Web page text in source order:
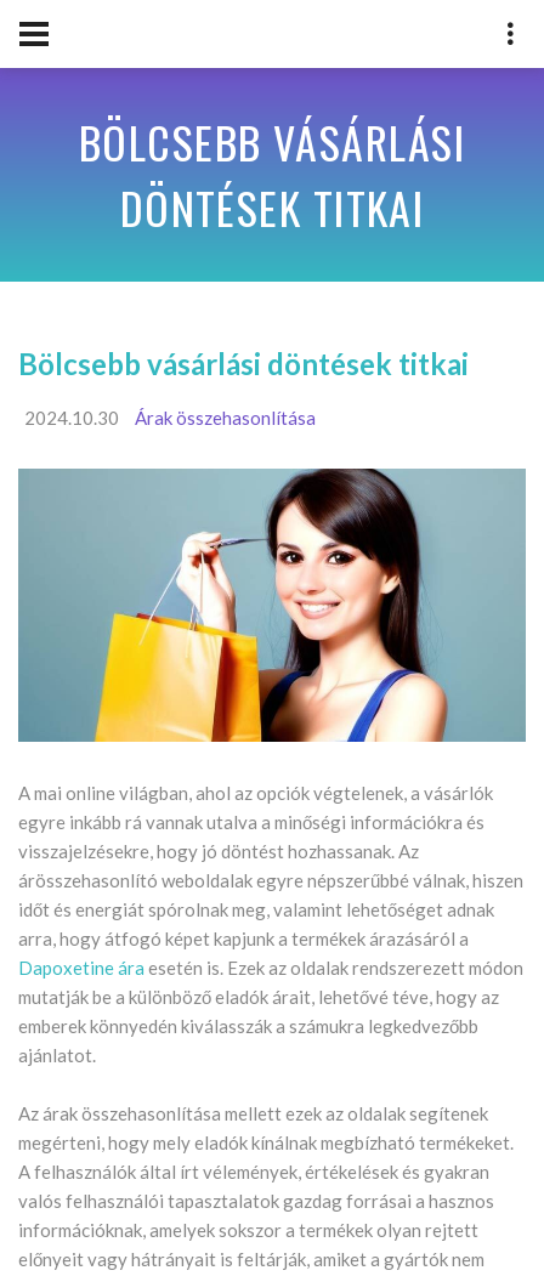
BÖLCSEBB VÁSÁRLÁSI
DÖNTÉSEK TITKAI
Bölcsebb vásárlási döntések titkai
2024.10.30 Árak összehasonlítása
A mai online világban, ahol az opciók végtelenek, a vásárlók
egyre inkább rá vannak utalva a minőségi információkra és
visszajelzésekre, hogy jó döntést hozhassanak. Az
árösszehasonlító weboldalak egyre népszerűbbé válnak, hiszen
időt és energiát spórolnak meg, valamint lehetőséget adnak
arra, hogy átfogó képet kapjunk a termékek árazásáról a
Dapoxetine ára esetén is. Ezek az oldalak rendszerezett módon
mutatják be a különböző eladók árait, lehetővé téve, hogy az
emberek könnyedén kiválasszák a számukra legkedvezőbb
ajánlatot.
Az árak összehasonlítása mellett ezek az oldalak segítenek
megérteni, hogy mely eladók kínálnak megbízható termékeket.
A felhasználók által írt vélemények, értékelések és gyakran
valós felhasználói tapasztalatok gazdag forrásai a hasznos
információknak, amelyek sokszor a termékek olyan rejtett
előnyeit vagy hátrányait is feltárják, amiket a gyártók nem